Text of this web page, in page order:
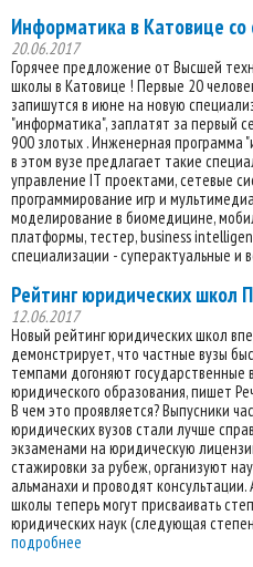
Информатика в Катовице со
20.06.2017
Горячее предложение от Высшей
школы в Катовице ! Первые 20
запишутся в июне на новую
"информатика", заплатят за первый
900 злотых . Инженерная программа
в этом вузе предлагает такие
управление IT проектами, сетевые
программирование игр и
моделирование в биомедицине,
платформы, тестер, business
специализации - суперактуальные и
Рейтинг юридических школ
12.06.2017
Новый рейтинг юридических школ
демонстрирует, что частные вузы
темпами догоняют государственные
юридического образования, пишет
В чем это проявляется? Выпусники
юридических вузов стали лучше
экзаменами на юридическую
стажировки за рубеж, организуют
альманахи и проводят
школы теперь могут присваивать
юридических наук (следующая
подробнее